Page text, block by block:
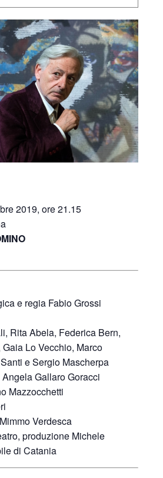
2019, ore 21.15
e regia Fabio Grossi
Rita Abela, Federica Bern,
Lo Vecchio, Marco
e Sergio Mascherpa
Gallaro Goracci
Mazzocchetti
Verdesca
produzione Michele
di Catania